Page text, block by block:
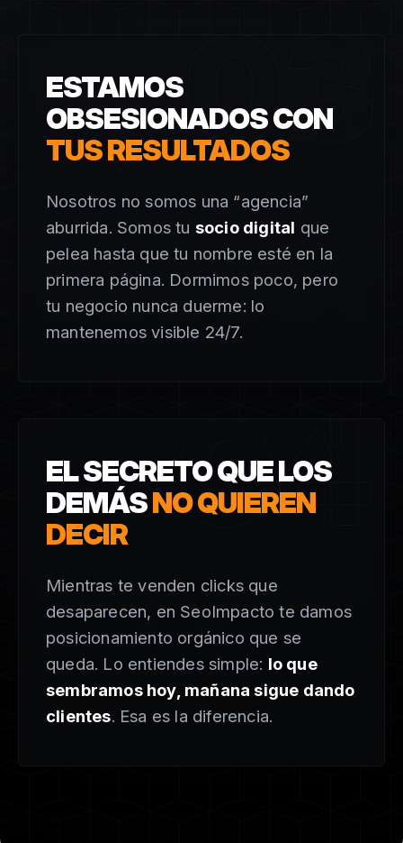
03
ESTAMOS
OBSESIONADOS CON
TUS RESULTADOS
Nosotros no somos una “agencia”
aburrida. Somos tu socio digital que
pelea hasta que tu nombre esté en la
primera página. Dormimos poco, pero
tu negocio nunca duerme: lo
mantenemos visible 24/7.
04
EL SECRETO QUE LOS
DEMÁSNO QUIEREN
DECIR
Mientras te venden clicks que
desaparecen, en SeoImpacto te damos
posicionamiento orgánico que se
queda. Lo entiendes simple: lo que
sembramos hoy, mañana sigue dando
clientes. Esa es la diferencia.